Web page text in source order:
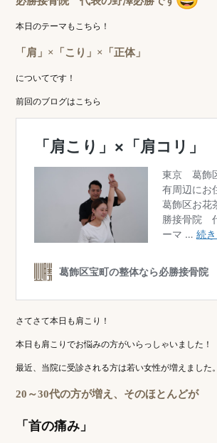
本日のテーマもこちら！
「肩」×「こり」×「正体」
についてです！
前回のブログはこちら
さてさて本日も肩こり！
本日も肩こりでお悩みの方がいらっしゃいました！
最近、当院に受診される方は若い女性が増えました。
20～30代の方が増え、そのほとんどが
「首の痛み」